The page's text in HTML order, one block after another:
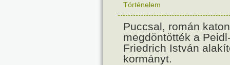
Történelem
Puccsal, román
megdöntötték a
Friedrich István
kormányt.